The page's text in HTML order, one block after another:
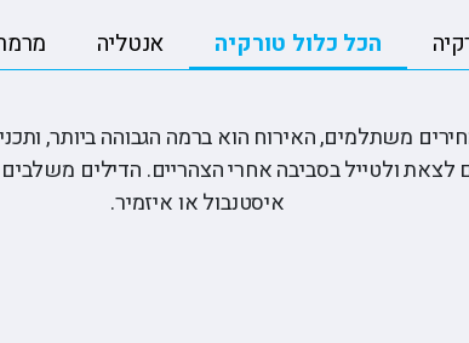
הכל כלול טורקיה אנטליה
משתלמים, האירוח הוא ברמה הגבוהה ביותר,
לצאת ולטייל בסביבה אחרי הצהריים. הדילים
איסטנבול או איזמיר.